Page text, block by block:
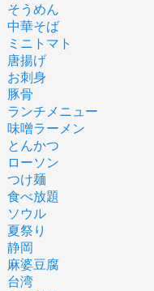
そうめん
中華そば
ミニトマト
唐揚げ
お刺身
豚骨
ランチメニュー
味噌ラーメン
とんかつ
ローソン
つけ麺
食べ放題
ソウル
夏祭り
静岡
麻婆豆腐
台湾